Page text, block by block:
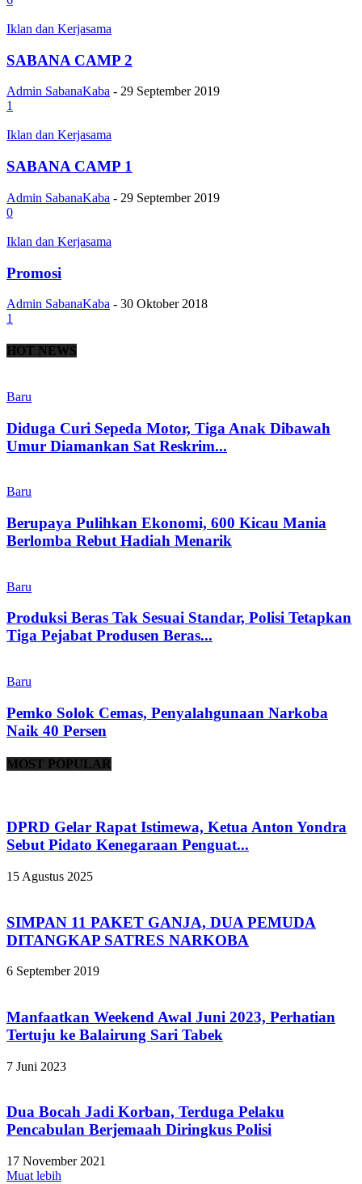
Iklan dan Kerjasama
SABANA CAMP 2
Admin SabanaKaba - 29 September 2019
1
Iklan dan Kerjasama
SABANA CAMP 1
Admin SabanaKaba - 29 September 2019
0
Iklan dan Kerjasama
Promosi
Admin SabanaKaba - 30 Oktober 2018
1
HOT NEWS
Baru
Diduga Curi Sepeda Motor, Tiga Anak Dibawah
Umur Diamankan Sat Reskrim...
Baru
Berupaya Pulihkan Ekonomi, 600 Kicau Mania
Berlomba Rebut Hadiah Menarik
Baru
Produksi Beras Tak Sesuai Standar, Polisi Tetapkan
Tiga Pejabat Produsen Beras...
Baru
Pemko Solok Cemas, Penyalahgunaan Narkoba
Naik 40 Persen
MOST POPULAR
DPRD Gelar Rapat Istimewa, Ketua Anton Yondra
Sebut Pidato Kenegaraan Penguat...
15 Agustus 2025
SIMPAN 11 PAKET GANJA, DUA PEMUDA
DITANGKAP SATRES NARKOBA
6 September 2019
Manfaatkan Weekend Awal Juni 2023, Perhatian
Tertuju ke Balairung Sari Tabek
7 Juni 2023
Dua Bocah Jadi Korban, Terduga Pelaku
Pencabulan Berjemaah Diringkus Polisi
17 November 2021
Muat lebih